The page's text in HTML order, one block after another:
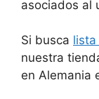
asociados al
Si busca
nuestra
en Alemania